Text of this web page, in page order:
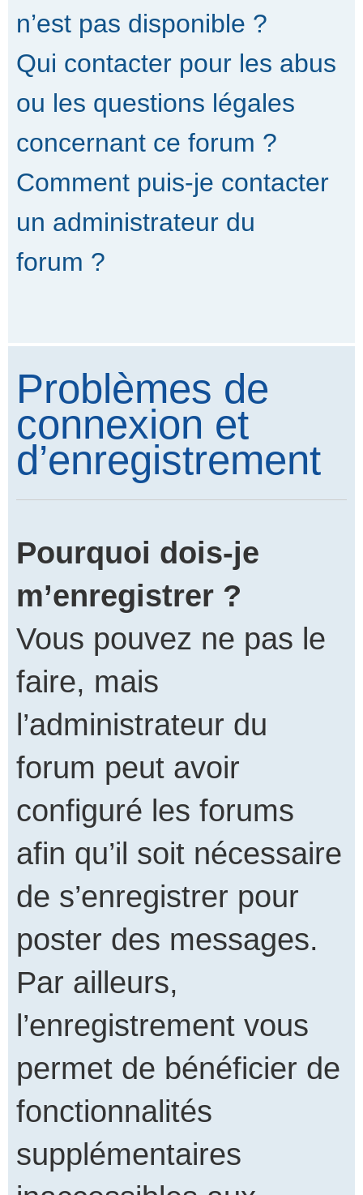
n’est pas disponible ?
Qui contacter pour les abus
ou les questions légales
concernant ce forum ?
Comment puis-je contacter
un administrateur du
forum ?
Problèmes de
connexion et
d’enregistrement
Pourquoi dois-je
m’enregistrer ?
Vous pouvez ne pas le
faire, mais
l’administrateur du
forum peut avoir
configuré les forums
afin qu’il soit nécessaire
de s’enregistrer pour
poster des messages.
Par ailleurs,
l’enregistrement vous
permet de bénéficier de
fonctionnalités
supplémentaires